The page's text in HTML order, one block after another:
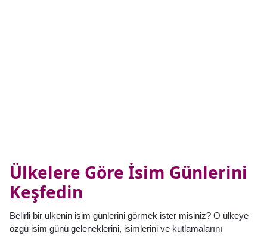
Ülkelere Göre İsim Günlerini
Keşfedin
Belirli bir ülkenin isim günlerini görmek ister misiniz? O ülkeye
özgü isim günü geleneklerini, isimlerini ve kutlamalarını